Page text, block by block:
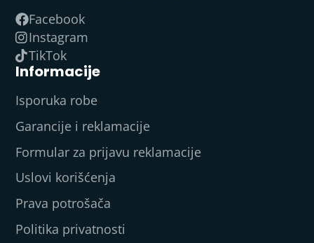
Facebook
Instagram
TikTok
Informacije
Isporuka robe
Garancije i reklamacije
Formular za prijavu reklamacije
Uslovi korišćenja
Prava potrošača
Politika privatnosti